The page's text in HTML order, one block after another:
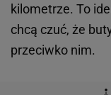
kilometrze. To
chcą czuć, że
przeciwko nim.